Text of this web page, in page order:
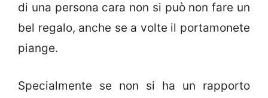
di una persona cara non si può non fare un
bel regalo, anche se a volte il portamonete
piange.
Specialmente se non si ha un rapporto